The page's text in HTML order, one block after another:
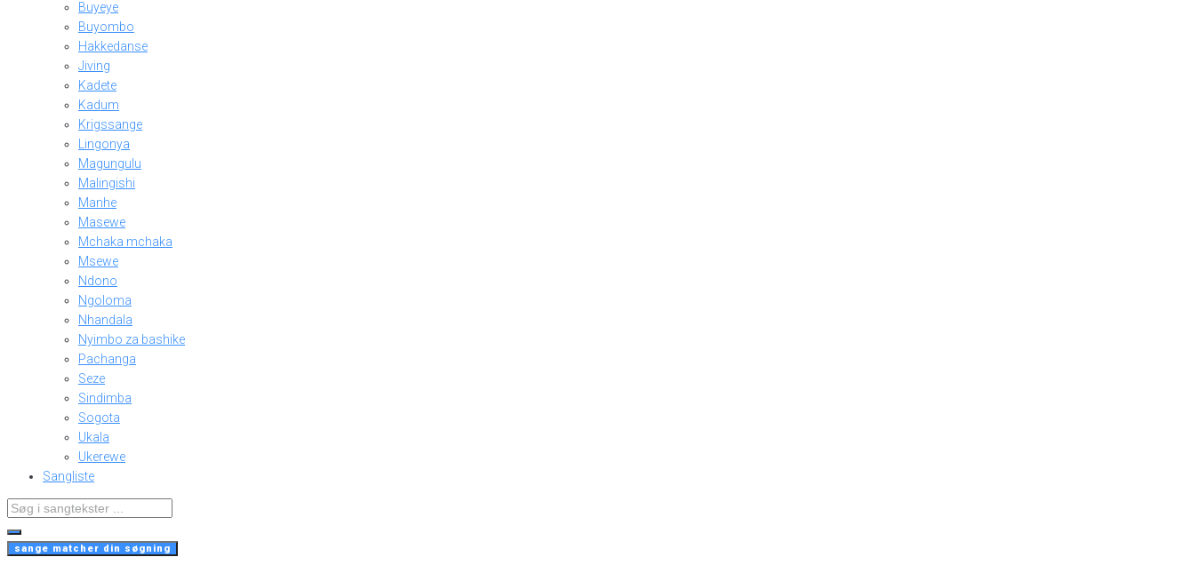
Buyeye
Buyombo
Hakkedanse
Jiving
Kadete
Kadum
Krigssange
Lingonya
Magungulu
Malingishi
Manhe
Masewe
Mchaka mchaka
Msewe
Ndono
Ngoloma
Nhandala
Nyimbo za bashike
Pachanga
Seze
Sindimba
Sogota
Ukala
Ukerewe
Sangliste
Search
...
sange matcher din søgning